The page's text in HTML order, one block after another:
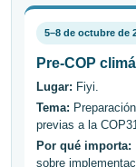
5–8 de octubre de
Pre-COP
Lugar: Fiyi.
Tema:
previas a la
Por qué importa:
sobre